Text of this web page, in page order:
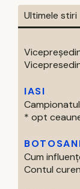
Ultimele stiri
IASI
* opt
Cum
Contul